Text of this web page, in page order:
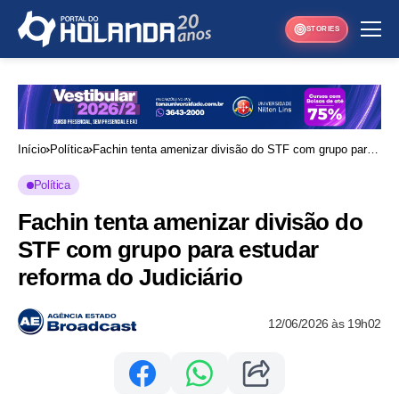
STORIES
Início Política Fachin tenta amenizar divisão do STF com grupo para
Política
Fachin tenta amenizar divisão do
STF com grupo para estudar
reforma do Judiciário
12/06/2026 às 19h02